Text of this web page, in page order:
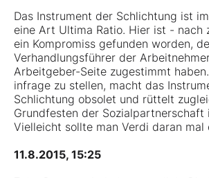
Das Instrument der Schlichtung ist
eine Art Ultima Ratio. Hier ist - nach
ein Kompromiss gefunden worden,
Verhandlungsführer der
Arbeitgeber-Seite zugestimmt
infrage zu stellen, macht das
Schlichtung obsolet und rüttelt
Grundfesten der Sozialpartnerschaft
Vielleicht sollte man Verdi daran mal
11.8.2015, 15:25